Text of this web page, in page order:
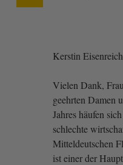
Kerstin
Vielen Dank,
geehrten Damen
Jahres häufen
schlechte
Mitteldeutschen
ist einer der